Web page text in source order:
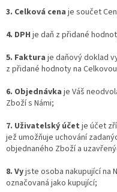
3. Celková cena je součet
4. DPH je daň z přidané
5. Faktura je daňový doklad
z přidané hodnoty na
6. Objednávka je Váš
Zboží s Námi;
7. Uživatelský účet je účet
jež umožňuje uchování
objednaného Zboží a
8. Vyjste osoba nakupující na
označovaná jako kupující;